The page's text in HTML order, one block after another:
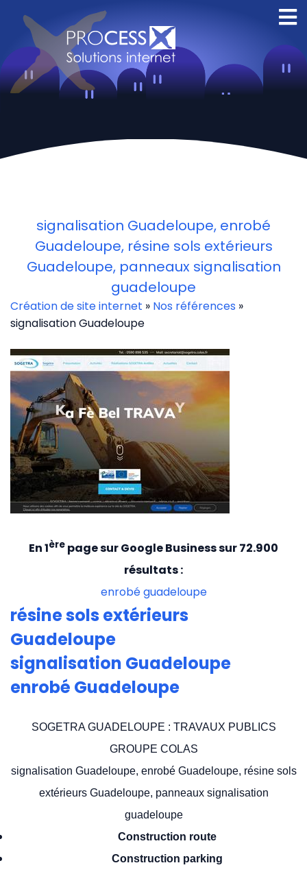
signalisation Guadeloupe, enrobé
Guadeloupe, résine sols extérieurs
Guadeloupe, panneaux signalisation
guadeloupe
Création de site internet » Nos références »
signalisation Guadeloupe
En 1ère page sur Google Business sur 72.900
résultats :
enrobé guadeloupe
résine sols extérieurs
Guadeloupe
signalisation Guadeloupe
enrobé Guadeloupe
SOGETRA GUADELOUPE : TRAVAUX PUBLICS
GROUPE COLAS
signalisation Guadeloupe, enrobé Guadeloupe, résine sols
extérieurs Guadeloupe, panneaux signalisation
guadeloupe
Construction route
Construction parking